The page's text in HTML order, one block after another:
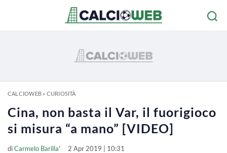
CALCIOWEB» CURIOSITÀ
Cina, non basta il Var, il fuorigioco
si misura “a mano” [VIDEO]
diCarmelo Barilla' 2 Apr 2019 | 10:31